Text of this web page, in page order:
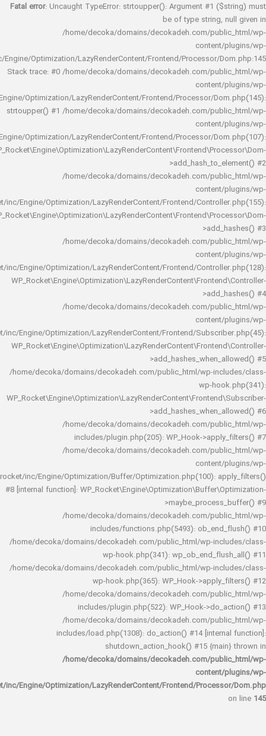
Fatal error : Uncaught TypeError: strtoupper(): Argument #1
be of type string,
/home/decoka/domains/decokadeh.com/
rocket/inc/Engine/Optimization/LazyRenderContent/Frontend/Processor/
Stack trace: #0 /home/decoka/domains/decokadeh.com/
rocket/inc/Engine/Optimization/LazyRenderContent/Frontend/Processor/
strtoupper() #1 /home/decoka/domains/decokadeh.com/
rocket/inc/Engine/Optimization/LazyRenderContent/Frontend/Processor/
/home/decoka/domains/decokadeh.com/
rocket/inc/Engine/Optimization/LazyRenderContent/Frontend/
/home/decoka/domains/decokadeh.com/
rocket/inc/Engine/Optimization/LazyRenderContent/Frontend/
/home/decoka/domains/decokadeh.com/
rocket/inc/Engine/Optimization/LazyRenderContent/Frontend/
/home/decoka/domains/decokadeh.com/public_html/wp-
wp-
/home/decoka/domains/decokadeh.com/
includes/plugin.php(205): WP_Hook-
/home/decoka/domains/decokadeh.com/
rocket/inc/Engine/Optimization/Buffer/Optimization.php(100):
#8 [internal function]:
/home/decoka/domains/decokadeh.com/
includes/functions.php(5493):
/home/decoka/domains/decokadeh.com/public_html/wp-
wp-hook.php(341):
/home/decoka/domains/decokadeh.com/public_html/wp-
wp-hook.php(365): WP_Hook-
/home/decoka/domains/decokadeh.com/
includes/plugin.php(522): WP_Hook-
/home/decoka/domains/decokadeh.com/
includes/load.php(1308): do_action() #14
shutdown_action_hook() #15
/home/decoka/domains/decokadeh.com/
rocket/inc/Engine/Optimization/LazyRenderContent/Frontend/